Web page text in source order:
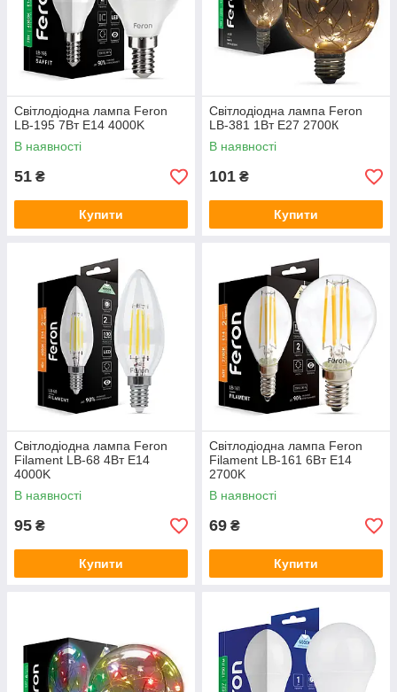
Світлодіодна лампа Feron
LB-195 7Вт E14 4000K
В наявності
51 ₴
Купити
Світлодіодна лампа Feron
LB-381 1Вт E27 2700К
В наявності
101 ₴
Купити
Світлодіодна лампа Feron
Filament LB-68 4Вт E14
4000K
В наявності
95 ₴
Купити
Світлодіодна лампа Feron
Filament LB-161 6Вт E14
2700K
В наявності
69 ₴
Купити